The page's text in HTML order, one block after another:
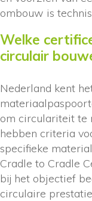
ombouw is
Welke
circulair
Nederland kent
om circulariteit te
hebben criteria
specifieke
Cradle to Cradle
bij het objectief
circulaire